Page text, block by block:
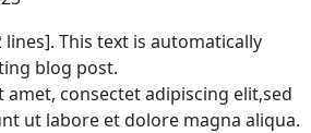
This text is automatically
blog post.
consectet adipiscing elit,sed
ut labore et dolore magna aliqua.